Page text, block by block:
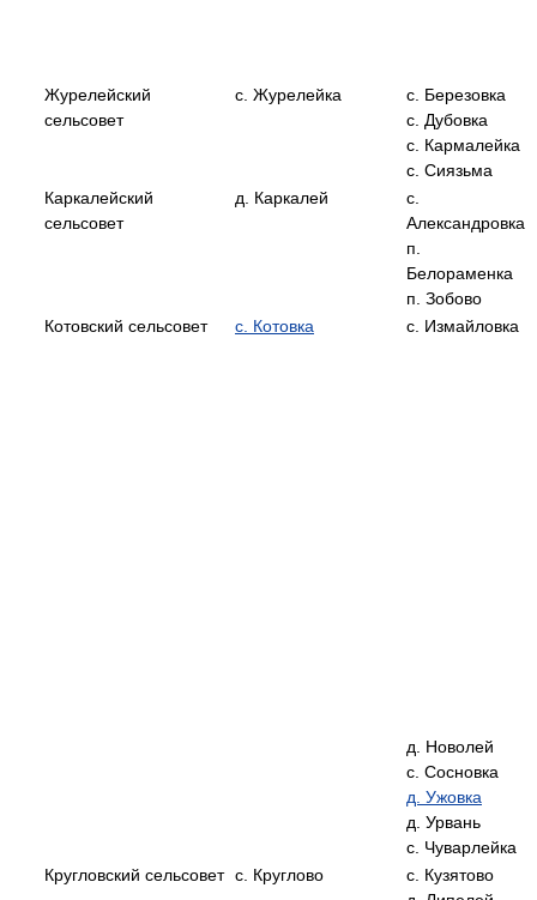
Журелейский
сельсовет
с. Журелейка
с. Березовка
с. Дубовка
с. Кармалейка
с. Сиязьма
Каркалейский
сельсовет
д. Каркалей
с.
Александровка
п.
Белораменка
п. Зобово
Котовский сельсовет
с. Котовка с. Измайловка
д. Новолей
с. Сосновка
д. Ужовка
д. Урвань
с. Чуварлейка
Кругловский сельсовет с. Круглово
с. Кузятово